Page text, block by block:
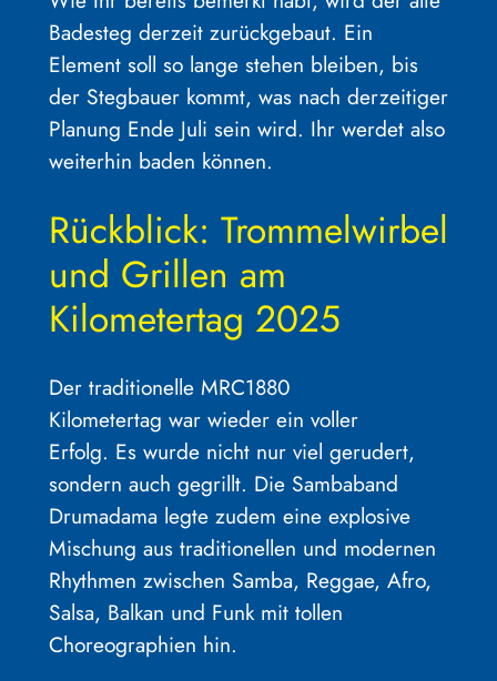
Badesteg derzeit zurückgebaut. Ein
Element soll so lange stehen bleiben, bis
der Stegbauer kommt, was nach derzeitiger
Planung Ende Juli sein wird. Ihr werdet also
weiterhin baden können.
Rückblick: Trommelwirbel
und Grillen am
Kilometertag 2025
Der traditionelle MRC1880
Kilometertag war wieder ein voller
Erfolg. Es wurde nicht nur viel gerudert,
sondern auch gegrillt. Die Sambaband
Drumadama legte zudem eine explosive
Mischung aus traditionellen und modernen
Rhythmen zwischen Samba, Reggae, Afro,
Salsa, Balkan und Funk mit tollen
Choreographien hin.